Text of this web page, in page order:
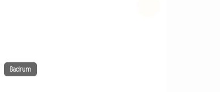
Badrum